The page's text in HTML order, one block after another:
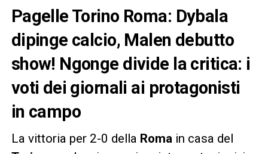
Pagelle Torino Roma: Dybala
dipinge calcio, Malen debutto
show! Ngonge divide la critica: i
voti dei giornali ai protagonisti
in campo
La vittoria per 2-0 della Roma in casa del